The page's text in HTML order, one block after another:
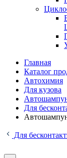
Главная
Каталог
Автохимия
Для кузова
Для
Для